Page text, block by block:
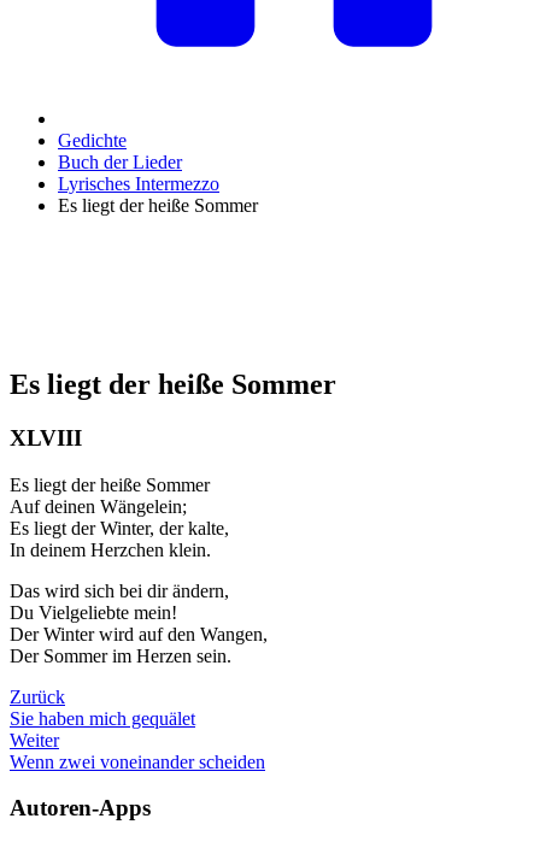
Gedichte
Buch der Lieder
Lyrisches Intermezzo
Es liegt der heiße Sommer
Es liegt der heiße Sommer
XLVIII
Es liegt der heiße Sommer
Auf deinen Wängelein;
Es liegt der Winter, der kalte,
In deinem Herzchen klein.
Das wird sich bei dir ändern,
Du Vielgeliebte mein!
Der Winter wird auf den Wangen,
Der Sommer im Herzen sein.
Zurück
Sie haben mich gequälet
Weiter
Wenn zwei voneinander scheiden
Autoren-Apps